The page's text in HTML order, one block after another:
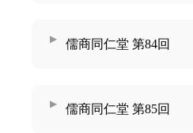
儒商同仁堂 第84回
儒商同仁堂 第85回